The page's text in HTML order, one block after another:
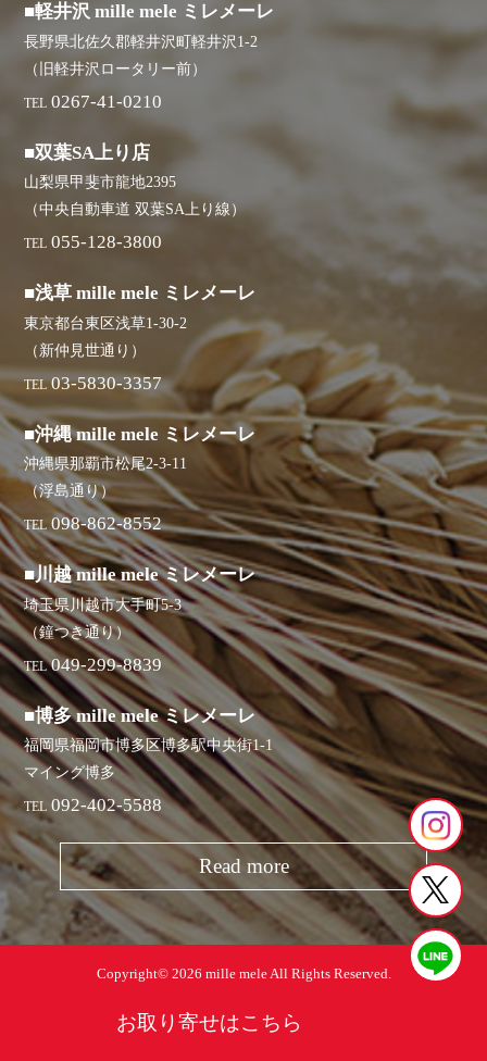
■軽井沢 mille mele ミレメーレ
長野県北佐久郡軽井沢町軽井沢1-2
（旧軽井沢ロータリー前）
TEL 0267-41-0210
■双葉SA上り店
山梨県甲斐市龍地2395
（中央自動車道 双葉SA上り線）
TEL 055-128-3800
■浅草 mille mele ミレメーレ
東京都台東区浅草1-30-2
（新仲見世通り）
TEL 03-5830-3357
■沖縄 mille mele ミレメーレ
沖縄県那覇市松尾2-3-11
（浮島通り）
TEL 098-862-8552
■川越 mille mele ミレメーレ
埼玉県川越市大手町5-3
（鐘つき通り）
TEL 049-299-8839
■博多 mille mele ミレメーレ
福岡県福岡市博多区博多駅中央街1-1
マイング博多
TEL 092-402-5588
Read more
お取り寄せはこちら
Copyright© 2026 mille mele All Rights Reserved.